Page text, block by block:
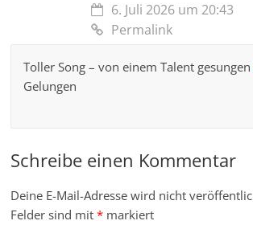
6. Juli 2026 um 20:43
Permalink
Toller Song – von einem Talent gesungen
Gelungen
Schreibe einen Kommentar
Deine E-Mail-Adresse wird nicht
Felder sind mit* markiert